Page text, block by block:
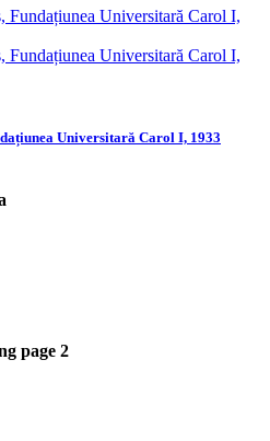
Universitară Carol I, 1933
page 2